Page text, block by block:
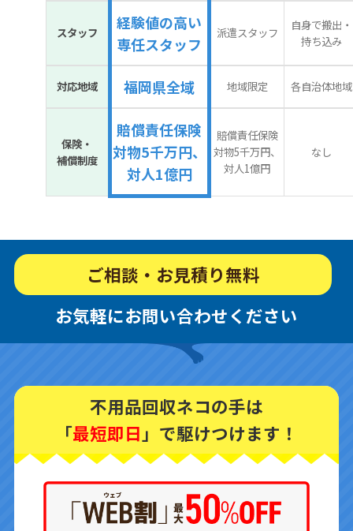
スタッフ
経験値の高い
専任スタッフ
派遣スタッフ
自身で搬出・
持ち込み
対応地域 福岡県全域 地域限定 各自治体地域
保険・
補償制度
賠償責任保険
対物5千万円、
対人1億円
賠償責任保険
対物5千万円、
対人1億円
なし
ご相談・お見積り無料
お気軽にお問い合わせください
不用品回収ネコの手は
「最短即日 」で駆けつけます！